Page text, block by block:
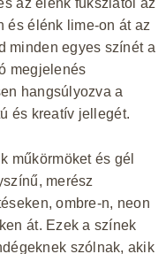
az élénk fuksziától az
és élénk lime-on át az
minden egyes színét a
megjelenés
hangsúlyozva a
és kreatív jellegét.
műkörmöket és gél
merész
ombre-n, neon
át. Ezek a színek
szólnak, akik